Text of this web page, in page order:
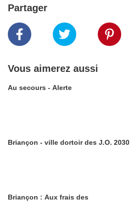
Partager
Vous aimerez aussi
Au secours - Alerte
Briançon - ville dortoir des J.O. 2030
Briançon : Aux frais des